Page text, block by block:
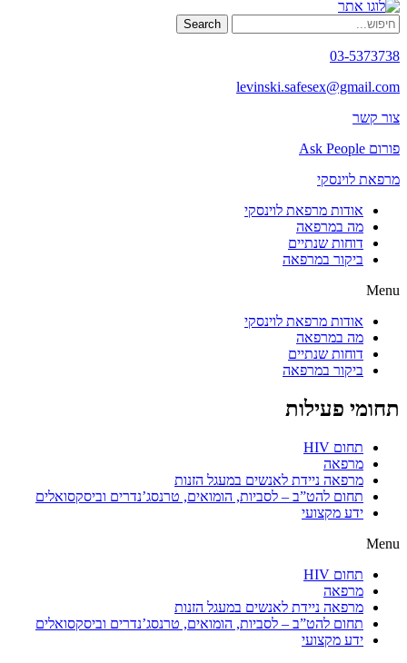
Search
03-5373738
levinski.safesex@gmail.com
צור קשר
פורום Ask People
מרפאת לוינסקי
אודות מרפאת לוינסקי
מה במרפאה
דוחות שנתיים
ביקור במרפאה
Menu
אודות מרפאת לוינסקי
מה במרפאה
דוחות שנתיים
ביקור במרפאה
תחומי פעילות
תחום HIV
מרפאה
מרפאה ניידת לאנשים במעגל הזנות
תחום להט”ב – לסביות, הומואים, טרנסג’נדרים וביסקסואלים
ידע מקצועי
Menu
תחום HIV
מרפאה
מרפאה ניידת לאנשים במעגל הזנות
תחום להט”ב – לסביות, הומואים, טרנסג’נדרים וביסקסואלים
ידע מקצועי